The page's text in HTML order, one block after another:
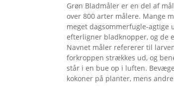
Grøn Bladmåler er en del af
over 800 arter målere. Mange
meget dagsommerfugle-agtige
efterligner bladknopper, og de
Navnet måler refererer til
forkroppen strækkes ud, og
står i en bue op i luften.
kokoner på planter, mens